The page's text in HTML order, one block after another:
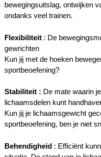
bewegingsuitslag, ontwijken
ondanks veel trainen.
Flexibiliteit: De
gewrichten
Kun jij met de hoeken
sportbeoefening?
Stabiliteit : De mate waarin
lichaamsdelen kunt
Kun jij je lichaamsgewicht
sportbeoefening, ben je niet
Behendigheid: Efficiënt